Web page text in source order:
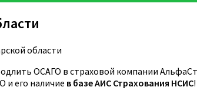
области
ОСАГО в страховой компании
и его наличие в базе АИС Страхования НСИС!